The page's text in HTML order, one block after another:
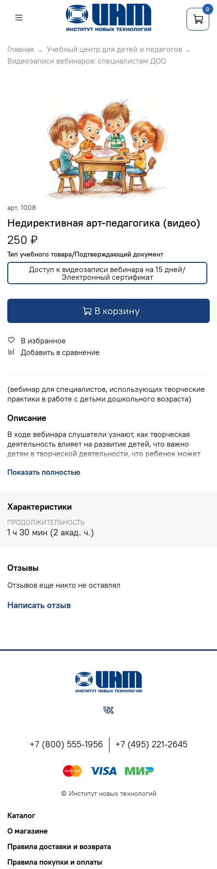
Главная
Учебный центр для детей и педагогов
Видеозаписи вебинаров: специалистам ДОО
арт. 1008
Недирективная арт-педагогика (видео)
250 ₽
Тип учебного товара/Подтверждающий документ
Доступ к видеозаписи вебинара на 15 дней/
Электронный сертификат
В корзину
В избранное
Добавить в сравнение
(вебинар для специалистов, использующих творческие
практики в работе с детьми дошкольного возраста)
Описание
В ходе вебинара слушатели узнают, как творческая
деятельность влияет на развитие детей, что важно
детям в творческой деятельности, что ребенок может
ребенка, используя простые художественные практики,
ПОДРОБНО О ВЕБИНАРЕ
КОНТАКТЫ УЧЕБНОГО ЦЕНТРА ИНТ
(горячая линия, бесплатно по РФ), 8(903) 614 8579
Показать полностью
Характеристики
ПРОДОЛЖИТЕЛЬНОСТЬ
1 ч 30 мин (2 акад. ч.)
Отзывы
Отзывов еще никто не оставлял
Написать отзыв
+7 (800) 555-1956 +7 (495) 221-2645
© Институт новых технологий
Каталог
О магазине
Правила доставки и возврата
Правила покупки и оплаты
0